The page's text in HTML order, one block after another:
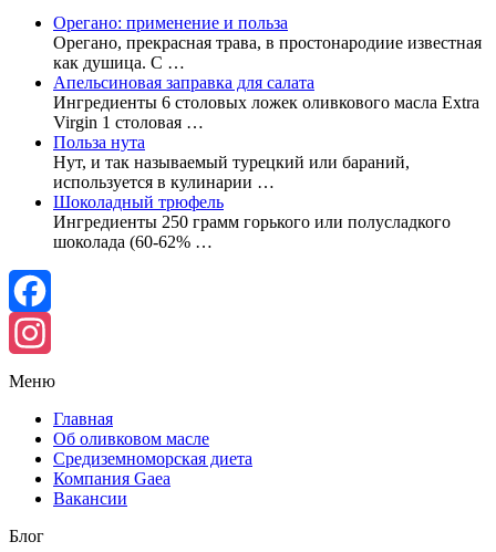
Орегано: применение и польза
Орегано, прекрасная трава, в простонародиие известная
как душица. С …
Апельсиновая заправка для салата
Ингредиенты 6 столовых ложек оливкового масла Extra
Virgin 1 столовая …
Польза нута
Нут, и так называемый турецкий или бараний,
используется в кулинарии …
Шоколадный трюфель
Ингредиенты 250 грамм горького или полусладкого
шоколада (60-62% …
Facebook
Instagram
Меню
Главная
Об оливковом масле
Средиземноморская диета
Компания Gaea
Вакансии
Блог